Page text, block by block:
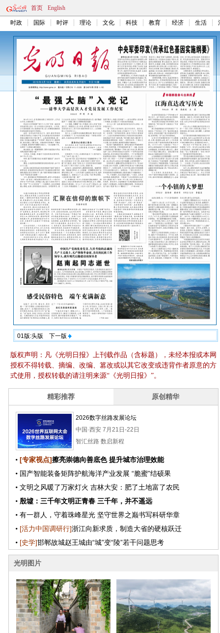
首页 English
时政 国际 时评 理论 文化 科技 教育 经济 生活
01版:头版 下一版
版权声明：凡《光明日报》上刊载作品（含标题），未经本报或本网
授权不得转载、摘编、改编、篡改或以其它改变或违背作者原意的方
式使用，授权转载的请注明来源“《光明日报》”。